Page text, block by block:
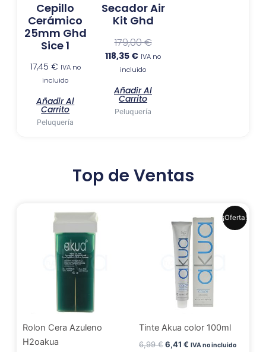
Cepillo
Cerámico
25mm Ghd
Sice 1
17,45 € IVA no
incluido
Añadir Al
Carrito
Peluquería
Secador Air
Kit Ghd
179,00€
118,35 € IVA no
incluido
Añadir Al
Carrito
Peluquería
Top de Ventas
Rolon Cera Azuleno
H2oakua
¡Oferta!
Tinte Akua color 100ml
6,99€
precio
original
era:
6,99 €.
6,41 €
precio
actual
es:
6,41 €.
IVA no incluido
Este